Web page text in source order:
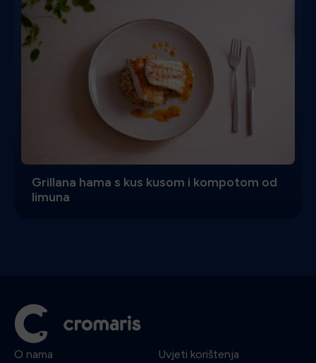
Grillana hama s kus kusom i kompotom od
limuna
O nama
Uvjeti korištenja